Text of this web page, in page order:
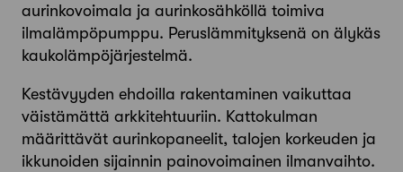
aurinkovoimala ja aurinkosähköllä toimiva
ilmalämpöpumppu. Peruslämmityksenä on älykäs
kaukolämpöjärjestelmä.
Kestävyyden ehdoilla rakentaminen vaikuttaa
väistämättä arkkitehtuuriin. Kattokulman
määrittävät aurinko­paneelit, talojen korkeuden ja
ikkunoiden sijainnin painovoimainen ilmanvaihto.